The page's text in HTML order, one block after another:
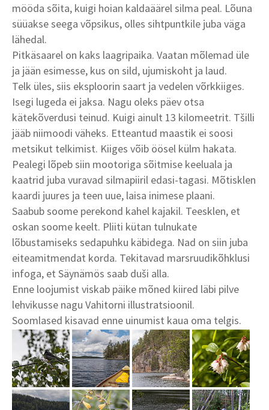
mööda sõita, kuigi hoian kaldaäärel silma peal. Lõuna
süüakse seega võpsikus, olles sihtpuntkile juba väga
lähedal.
Pitkäsaarel on kaks laagripaika. Vaatan mõlemad üle
ja jään esimesse, kus on sild, ujumiskoht ja laud.
Telk üles, siis eksploorin saart ja vedelen võrkkiiges.
Isegi lugeda ei jaksa. Nagu oleks päev otsa
kätekõverdusi teinud. Kuigi ainult 13 kilomeetrit. Tšilli
jääb niimoodi väheks. Etteantud maastik ei soosi
metsikut telkimist. Kiiges võib öösel külm hakata.
Pealegi lõpeb siin mootoriga sõitmise keeluala ja
kaatrid juba vuravad silmapiiril edasi-tagasi. Mõtisklen
kaardi juures ja teen uue, laisa inimese plaani.
Saabub soome perekond kahel kajakil. Teesklen, et
oskan soome keelt. Pliiti kütan tulnukate
lõbustamiseks sedapuhku käbidega. Nad on siin juba
eiteamitmendat korda. Tekitavad marsruudikõhklusi
infoga, et Säynämös saab duši alla.
Enne loojumist viskab päike mõned kiired läbi pilve
lehvikusse nagu Vahitorni illustratsioonil.
Soomlased kisavad enne uinumist kaua oma telgis.